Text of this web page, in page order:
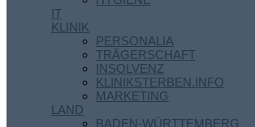
IT
KLINIK
PERSONALIA
TRÄGERSCHAFT
INSOLVENZ
KLINIKSTERBEN.INFO
MARKETING
LAND
BADEN-WÜRTTEMBERG